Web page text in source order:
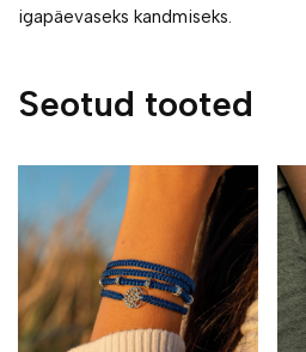
igapäevaseks kandmiseks.
Seotud tooted